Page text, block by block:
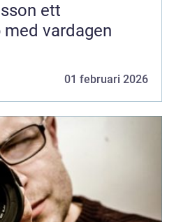
ett
vardagen
01 februari 2026